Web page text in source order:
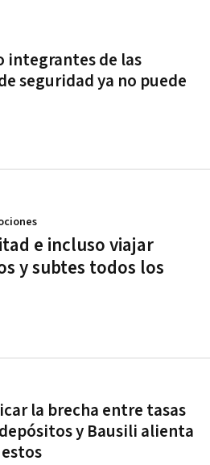
integrantes de las
seguridad ya no puede
e incluso viajar
y subtes todos los
la brecha entre tasas
y Bausili alienta